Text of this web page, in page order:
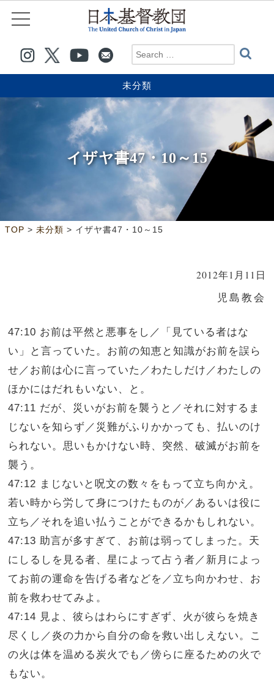
未分類
イザヤ書47・10～15
TOP > 未分類 > イザヤ書47・10～15
2012年1月11日
児島教会
47:10 お前は平然と悪事をし／「見ている者はな
い」と言っていた。お前の知恵と知識がお前を誤ら
せ／お前は心に言っていた／わたしだけ／わたしの
ほかにはだれもいない、と。
47:11 だが、災いがお前を襲うと／それに対するま
じないを知らず／災難がふりかかっても、払いのけ
られない。思いもかけない時、突然、破滅がお前を
襲う。
47:12 まじないと呪文の数々をもって立ち向かえ。
若い時から労して身につけたものが／あるいは役に
立ち／それを追い払うことができるかもしれない。
47:13 助言が多すぎて、お前は弱ってしまった。天
にしるしを見る者、星によって占う者／新月によっ
てお前の運命を告げる者などを／立ち向かわせ、お
前を救わせてみよ。
47:14 見よ、彼らはわらにすぎず、火が彼らを焼き
尽くし／炎の力から自分の命を救い出しえない。こ
の火は体を温める炭火でも／傍らに座るための火で
もない。